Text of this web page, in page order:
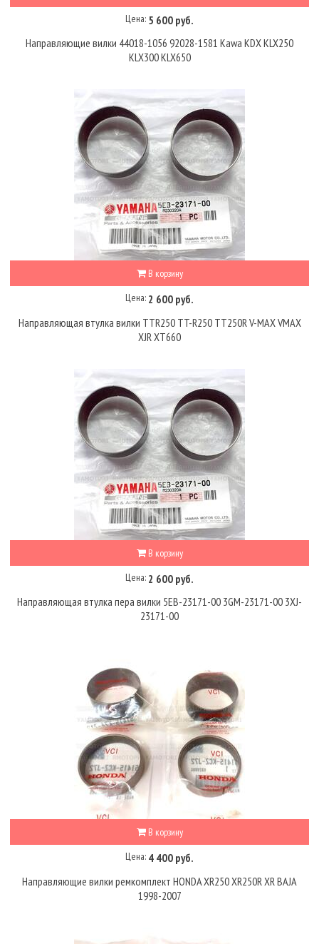
Цена: 5 600 руб.
Направляющие вилки 44018-1056 92028-1581 Kawa KDX KLX250
KLX300 KLX650
В корзину
Цена: 2 600 руб.
Направляющая втулка вилки TTR250 TT-R250 TT250R V-MAX VMAX
XJR XT660
В корзину
Цена: 2 600 руб.
Направляющая втулка пера вилки 5EB-23171-00 3GM-23171-00 3XJ-
23171-00
В корзину
Цена: 4 400 руб.
Направляющие вилки ремкомплект HONDA XR250 XR250R XR BAJA
1998-2007